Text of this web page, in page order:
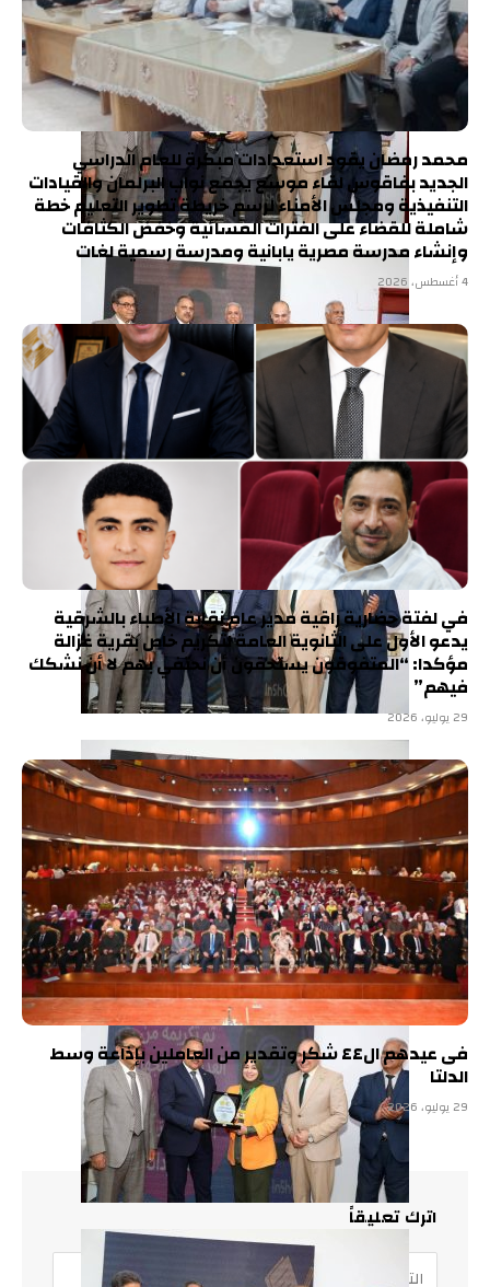
محمد رمضان يقود استعدادات مبكرة للعام الدراسي
الجديد بفاقوس لقاء موسع يجمع نواب البرلمان والقيادات
التنفيذية ومجلس الأمناء لرسم خريطة تطوير التعليم خطة
شاملة للقضاء على الفترات المسائية وخفض الكثافات
وإنشاء مدرسة مصرية يابانية ومدرسة رسمية لغات
4 أغسطس، 2026
في لفتة حضارية راقية مدير عام نقابة الأطباء بالشرقية
يدعو الأول على الثانوية العامة لتكريم خاص بقرية غزالة
مؤكدا: “المتفوقون يستحقون أن نحتفي بهم لا أن نشكك
فيهم”
29 يوليو، 2026
فى عيدهم ال٤٤ شكر وتقدير من العاملين بإذاعة وسط
الدلتا
29 يوليو، 2026
اترك تعليقاً